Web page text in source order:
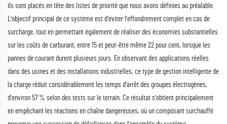
ils sont placés en tête des listes de priorité que nous avons définies au préalable.
L'objectif principal de ce système est d'éviter l'effondrement complet en cas de
surcharge, tout en permettant également de réaliser des économies substantielles
sur les coûts de carburant, entre 15 et peut-être même 22 pour cent, lorsque les
pannes de courant durent plusieurs jours. En observant des applications réelles
dans des usines et des installations industrielles, ce type de gestion intelligente de
la charge réduit considérablement les temps d'arrêt des groupes électrogènes,
d'environ 57 % selon des tests sur le terrain. Ce résultat s'obtient principalement
en empêchant les réactions en chaîne dangereuses, où un composant surchauffé